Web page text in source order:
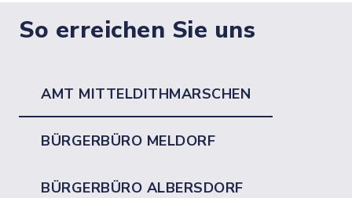
So erreichen Sie uns
AMT MITTELDITHMARSCHEN
BÜRGERBÜRO MELDORF
BÜRGERBÜRO ALBERSDORF